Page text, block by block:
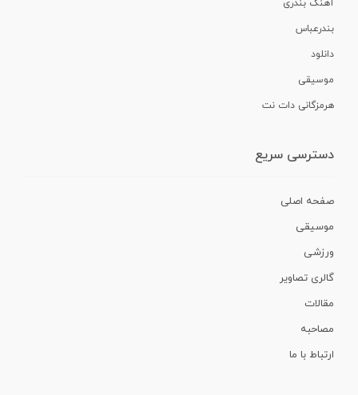
آهنگ بندری
بندرعباس
دانلود
موسیقی
هرمزگانی دات نت
دسترسی سریع
صفحه اصلی
موسیقی
ورزشی
گالری تصاویر
مقالات
مصاحبه
ارتباط با ما